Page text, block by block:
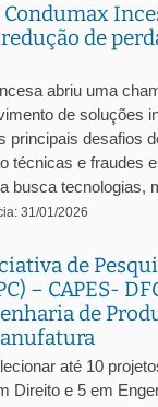
de
abriu uma
de soluções
principais desafios
técnicas e fraudes
busca tecnologias,
31/01/2026
de
– CAPES-
de
até 10
Direito e 5 em